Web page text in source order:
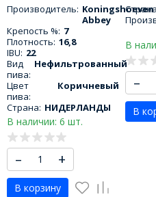
Производитель: Koningshoeven
Abbey
Крепость %: 7
Плотность: 16,8
IBU: 22
Вид
пива:
Нефильтрованный
Цвет
пива:
Коричневый
Страна: НИДЕРЛАНДЫ
В наличии: 6 шт.
– +
В корзину
МЛ
В
–
В